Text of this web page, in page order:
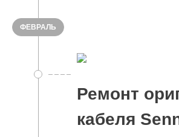
ФЕВРАЛЬ
Ремонт
кабеля